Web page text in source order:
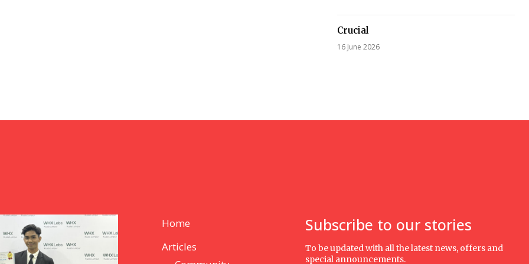
Crucial
16 June 2026
Home
Articles
Subscribe to our stories
To be updated with all the latest news, offers and
special announcements.